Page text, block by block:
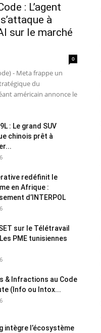
: L’agent
à
sur le marché
0
- Meta frappe un
du
américain annonce le
: Le grand SUV
chinois prêt à
redéfinit le
en Afrique :
d’INTERPOL
sur le Télétravail
PME tunisiennes
& Infractions au Code
(Info ou Intox...
intègre l’écosystème